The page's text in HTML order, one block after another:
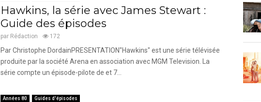
Hawkins, la série avec James Stewart :
Guide des épisodes
par Rédaction 172
Par Christophe DordainPRESENTATION"Hawkins" est une série télévisée
produite par la société Arena en association avec MGM Television. La
série compte un épisode-pilote de et 7...
Années 80 Guides d'épisodes